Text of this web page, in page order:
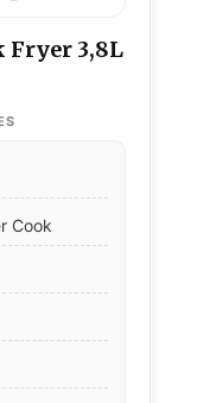
Fryer 3,8L
Cook